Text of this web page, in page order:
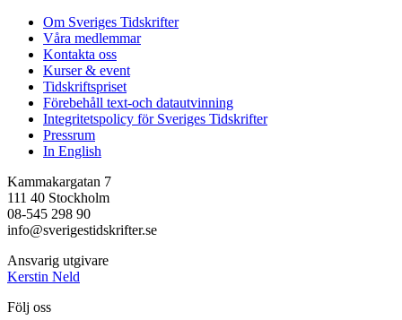
Om Sveriges Tidskrifter
Våra medlemmar
Kontakta oss
Kurser & event
Tidskriftspriset
Förebehåll text-och datautvinning
Integritetspolicy för Sveriges Tidskrifter
Pressrum
In English
Kammakargatan 7
111 40 Stockholm
08-545 298 90
info@sverigestidskrifter.se
Ansvarig utgivare
Kerstin Neld
Följ oss